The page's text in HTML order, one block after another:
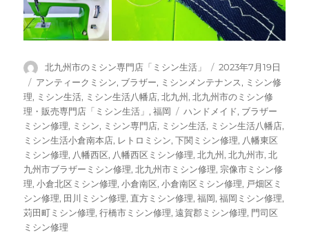
投
稿
者
北九州市のミシン専門店「ミシン生活」
投
稿
日:
2023年7月19日
カ
テ
ゴ
リ
ー
アンティークミシン, ブラザー, ミシンメンテナンス, ミシン修
理, ミシン生活, ミシン生活八幡店,北九州,北九州市のミシン修
理・販売専門店「ミシン生活」 ,福岡
タ
グ
ハンドメイド, ブラザー
ミシン修理, ミシン, ミシン専門店, ミシン生活, ミシン生活八幡店,
ミシン生活小倉南本店, レトロミシン,下関ミシン修理, 八幡東区
ミシン修理, 八幡西区, 八幡西区ミシン修理,北九州,北九州市,北
九州市ブラザーミシン修理,北九州市ミシン修理, 宗像市ミシン修
理,小倉北区ミシン修理,小倉南区,小倉南区ミシン修理, 戸畑区ミ
シン修理, 田川ミシン修理, 直方ミシン修理,福岡,福岡ミシン修理,
苅田町ミシン修理,行橋市ミシン修理,遠賀郡ミシン修理, 門司区
ミシン修理